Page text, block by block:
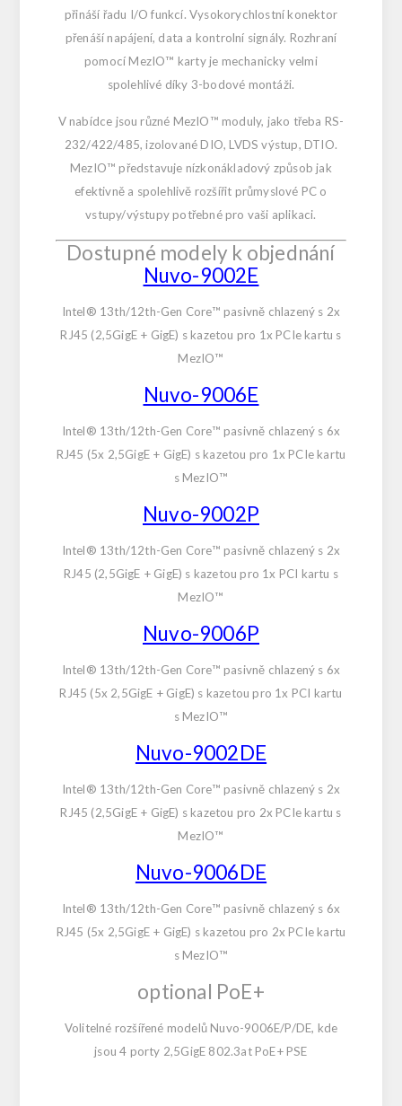
přináší řadu I/O funkcí. Vysokorychlostní konektor
přenáší napájení, data a kontrolní signály. Rozhraní
pomocí MezIO™ karty je mechanicky velmi
spolehlivé díky 3-bodové montáži.
V nabídce jsou různé MezIO™ moduly, jako třeba RS-
232/422/485, izolované DIO, LVDS výstup, DTIO.
MezIO™ představuje nízkonákladový způsob jak
efektivně a spolehlivě rozšířit průmyslové PC o
vstupy/výstupy potřebné pro vaši aplikaci.
Dostupné modely k objednání
Nuvo-9002E
Intel® 13th/12th-Gen Core™ pasivně chlazený s 2x
RJ45 (2,5GigE + GigE) s kazetou pro 1x PCIe kartu s
MezIO™
Nuvo-9006E
Intel® 13th/12th-Gen Core™ pasivně chlazený s 6x
RJ45 (5x 2,5GigE + GigE) s kazetou pro 1x PCIe kartu
s MezIO™
Nuvo-9002P
Intel® 13th/12th-Gen Core™ pasivně chlazený s 2x
RJ45 (2,5GigE + GigE) s kazetou pro 1x PCI kartu s
MezIO™
Nuvo-9006P
Intel® 13th/12th-Gen Core™ pasivně chlazený s 6x
RJ45 (5x 2,5GigE + GigE) s kazetou pro 1x PCI kartu
s MezIO™
Nuvo-9002DE
Intel® 13th/12th-Gen Core™ pasivně chlazený s 2x
RJ45 (2,5GigE + GigE) s kazetou pro 2x PCIe kartu s
MezIO™
Nuvo-9006DE
Intel® 13th/12th-Gen Core™ pasivně chlazený s 6x
RJ45 (5x 2,5GigE + GigE) s kazetou pro 2x PCIe kartu
s MezIO™
optional PoE+
Volitelné rozšířené modelů Nuvo-9006E/P/DE, kde
jsou 4 porty 2,5GigE 802.3at PoE+ PSE